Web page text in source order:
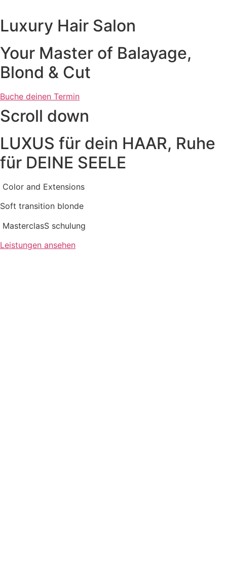
Inhalt
wechseln
Luxury Hair Salon
Your Master of Balayage,
Blond & Cut
Buche deinen Termin
Scroll down
LUXUS für dein HAAR, Ruhe
für DEINE SEELE
Color and Extensions
Soft transition blonde
MasterclasS schulung
Leistungen ansehen